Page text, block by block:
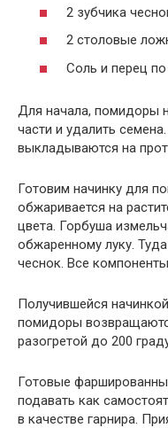
2 зубчика
2 столовые
Соль и перец по
Для начала, помидоры
части и удалить
выкладываются на
Готовим начинку для
обжаривается на
цвета. Горбуша
обжаренному луку.
чеснок. Все
Получившейся
помидоры
разогретой до 200
Готовые
подавать как
в качестве гарнира.